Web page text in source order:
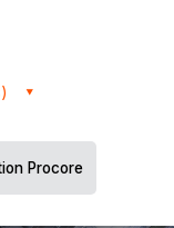
Procore